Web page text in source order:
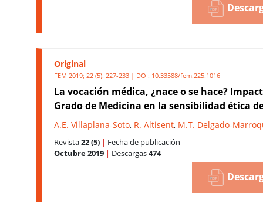
Original
FEM 2019; 22 (5): 227-233 | DOI: 10.33588/fem.225.1016
La vocación médica, ¿nace o se hace?
Grado de Medicina en la sensibilidad ética
A.E. Villaplana-Soto, R. Altisent, M.T. Delgado-
Revista22 (5) | Fecha de publicación
Octubre 2019 | Descargas474